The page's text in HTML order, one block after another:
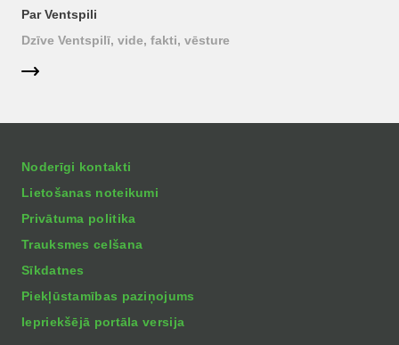
Par Ventspili
Dzīve Ventspilī, vide, fakti, vēsture
Noderīgi kontakti
Lietošanas noteikumi
Privātuma politika
Trauksmes celšana
Sīkdatnes
Piekļūstamības paziņojums
Iepriekšējā portāla versija